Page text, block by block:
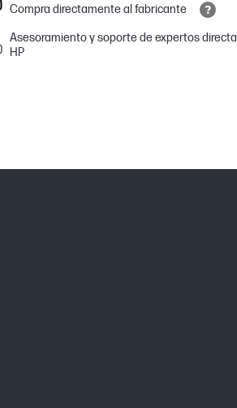
Compra directamente al fabricante
Asesoramiento y soporte de expertos
HP